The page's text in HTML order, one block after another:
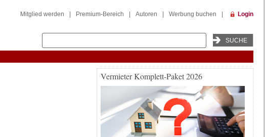
Mitglied werden Premium-Bereich Autoren Werbung buchen Login
Vermieter Komplett-Paket 2026